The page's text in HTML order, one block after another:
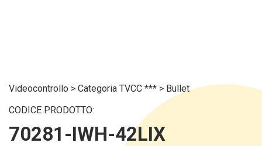
Videocontrollo > Categoria TVCC *** > Bullet
CODICE PRODOTTO:
70281-IWH-42LIX